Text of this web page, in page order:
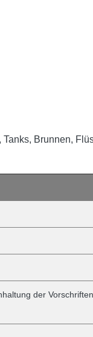
Brunnen,
der